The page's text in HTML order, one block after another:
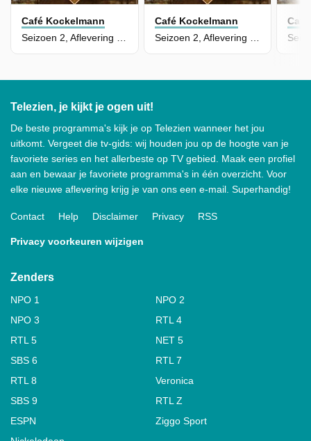
Café Kockelmann
Café Kockelmann
Telezien, je kijkt je ogen uit!
De beste programma's kijk je op Telezien wanneer het jou
uitkomt. Vergeet die tv-gids: wij houden jou op de hoogte van je
favoriete series en het allerbeste op TV gebied. Maak een profiel
aan en bewaar je favoriete programma's in één overzicht. Voor
elke nieuwe aflevering krijg je van ons een e-mail. Superhandig!
Contact Help Disclaimer Privacy RSS
Privacy voorkeuren wijzigen
Zenders
NPO 1
NPO 2
NPO 3
RTL 4
RTL 5
NET 5
SBS 6
RTL 7
RTL 8
Veronica
SBS 9
RTL Z
ESPN
Ziggo Sport